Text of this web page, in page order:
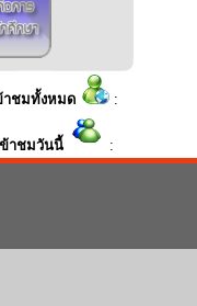
ชมทั้งหมด :
าชมวันนี้ :